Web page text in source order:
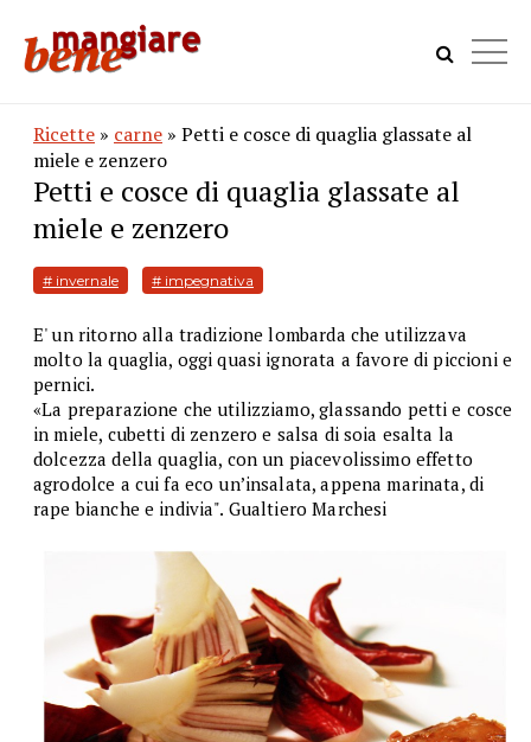
Ricette » carne » Petti e cosce di quaglia glassate al
miele e zenzero
Petti e cosce di quaglia glassate al
miele e zenzero
# invernale # impegnativa
E' un ritorno alla tradizione lombarda che utilizzava
molto la quaglia, oggi quasi ignorata a favore di piccioni e
pernici.
«La preparazione che utilizziamo, glassando petti e cosce
in miele, cubetti di zenzero e salsa di soia esalta la
dolcezza della quaglia, con un piacevolissimo effetto
agrodolce a cui fa eco un’insalata, appena marinata, di
rape bianche e indivia". Gualtiero Marchesi